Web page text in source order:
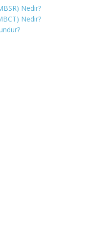
Nedir?
Nedir?